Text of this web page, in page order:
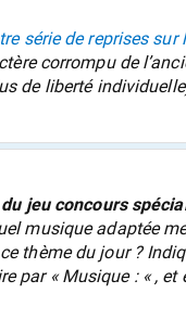
série de reprises sur
corrompu de
de liberté
jeu concours
musique adaptée
thème du jour ?
par « Musique : « ,